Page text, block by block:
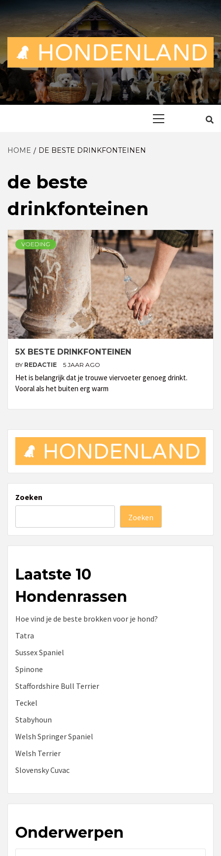
to
ALLES OVER EN VOOR DE TROUWE VRIEND
HOME DE BESTE DRINKFONTEINEN
de beste
drinkfonteinen
VOEDING
5X BESTE DRINKFONTEINEN
BY REDACTIE 5 JAAR AGO
Het is belangrijk dat je trouwe viervoeter genoeg drinkt.
Vooral als het buiten erg warm
Zoeken
Zoeken
Laatste 10
Hondenrassen
Hoe vind je de beste brokken voor je hond?
Tatra
Sussex Spaniel
Spinone
Staffordshire Bull Terrier
Teckel
Stabyhoun
Welsh Springer Spaniel
Welsh Terrier
Slovensky Cuvac
Onderwerpen